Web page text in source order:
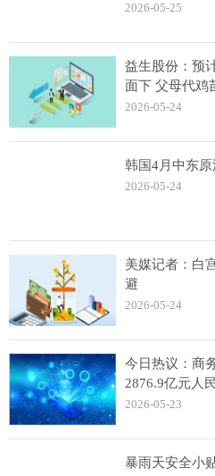
2026-05-25
益生股份：预
面下 父母代鸡
2026-05-24
韩国4月中东
2026-05-24
美媒记者：白
避
2026-05-24
今日热议：商
2876.9亿元人
2026-05-23
暴雨天安全小